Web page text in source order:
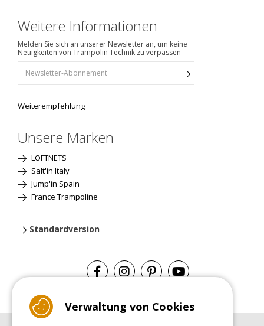
Weitere Informationen
Melden Sie sich an unserer Newsletter an, um keine
Neuigkeiten von Trampolin Technik zu verpassen
Weiterempfehlung
Unsere Marken
LOFTNETS
Salt'in Italy
Jump'in Spain
France Trampoline
Standardversion
Verwaltung von Cookies